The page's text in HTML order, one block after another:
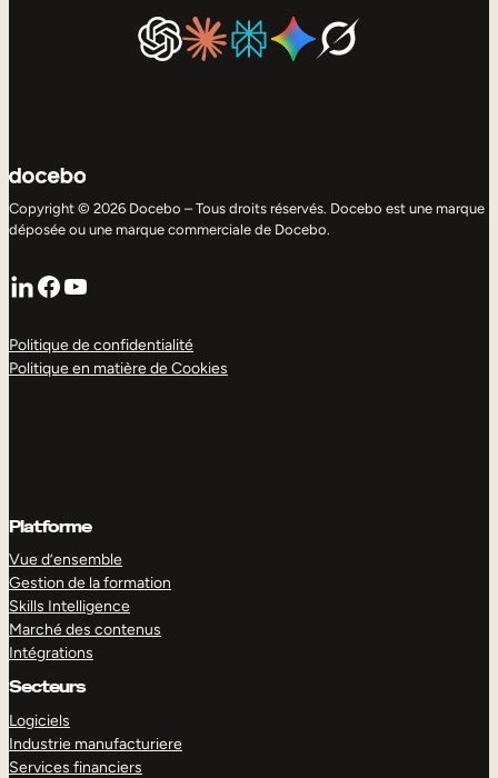
Copyright © 2026 Docebo – Tous droits réservés. Docebo est une marque
déposée ou une marque commerciale de Docebo.
LinkedIn
Facebook
YouTube
Politique de confidentialité
Politique en matière de Cookies
Platforme
Vue d’ensemble
Gestion de la formation
Skills Intelligence
Marché des contenus
Intégrations
Secteurs
Logiciels
Industrie manufacturiere
Services financiers